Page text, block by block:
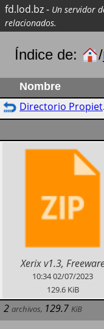
fd.lod.bz- Un servidor
relacionados.
Índice de: /
Nombre
Directorio Propietario
​Xerix v1.3,
10:3402/07/2023
129.6 KiB
2 archivos, 129.7 KiB